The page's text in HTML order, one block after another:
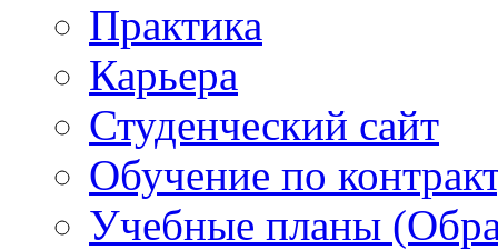
Практика
Карьера
Студенческий сайт
Обучение по
Учебные планы